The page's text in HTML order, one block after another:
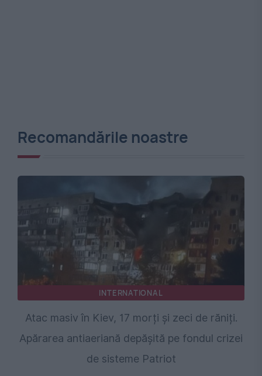
Recomandările noastre
INTERNATIONAL
Atac masiv în Kiev, 17 morți și zeci de răniți.
Apărarea antiaeriană depășită pe fondul crizei
de sisteme Patriot